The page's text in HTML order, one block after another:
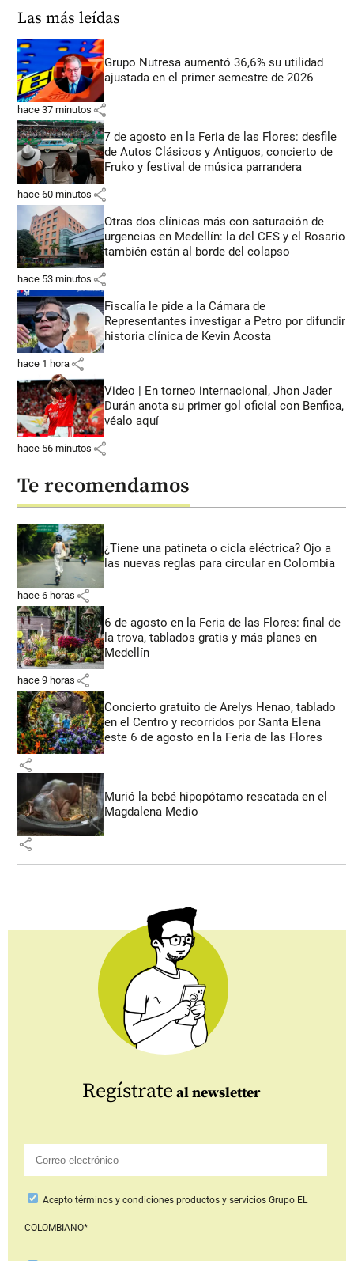
Las más leídas
Grupo Nutresa aumentó 36,6% su utilidad
ajustada en el primer semestre de 2026
hace 37 minutos share
7 de agosto en la Feria de las Flores: desfile
de Autos Clásicos y Antiguos, concierto de
Fruko y festival de música parrandera
hace 60 minutos share
Otras dos clínicas más con saturación de
urgencias en Medellín: la del CES y el Rosario
también están al borde del colapso
hace 53 minutos share
Fiscalía le pide a la Cámara de
Representantes investigar a Petro por difundir
historia clínica de Kevin Acosta
hace 1 hora share
Video | En torneo internacional, Jhon Jader
Durán anota su primer gol oficial con Benfica,
véalo aquí
hace 56 minutos share
Te recomendamos
¿Tiene una patineta o cicla eléctrica? Ojo a
las nuevas reglas para circular en Colombia
hace 6 horas share
6 de agosto en la Feria de las Flores: final de
la trova, tablados gratis y más planes en
Medellín
hace 9 horas share
Concierto gratuito de Arelys Henao, tablado
en el Centro y recorridos por Santa Elena
este 6 de agosto en la Feria de las Flores
share
Murió la bebé hipopótamo rescatada en el
Magdalena Medio
share
Regístrate al newsletter
Aceptotérminos y condiciones productos y serviciosGrupo EL
COLOMBIANO*